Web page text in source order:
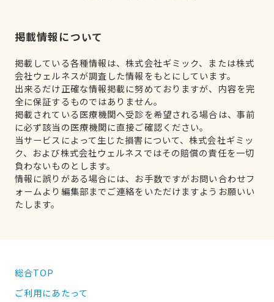
掲載情報について
掲載している各種情報は、株式会社ギミック、または株式
会社ウェルネスが調査した情報をもとにしています。
出来るだけ正確な情報掲載に努めておりますが、内容を完
全に保証するものではありません。
掲載されている医療機関へ受診を希望される場合は、事前
に必ず該当の医療機関に直接ご確認ください。
当サービスによって生じた損害について、株式会社ギミッ
ク、および株式会社ウェルネスではその賠償の責任を一切
負わないものとします。
情報に誤りがある場合には、お手数ですがお問い合わせフ
ォームより編集部までご連絡をいただけますようお願いい
たします。
総合TOP
ご利用にあたって